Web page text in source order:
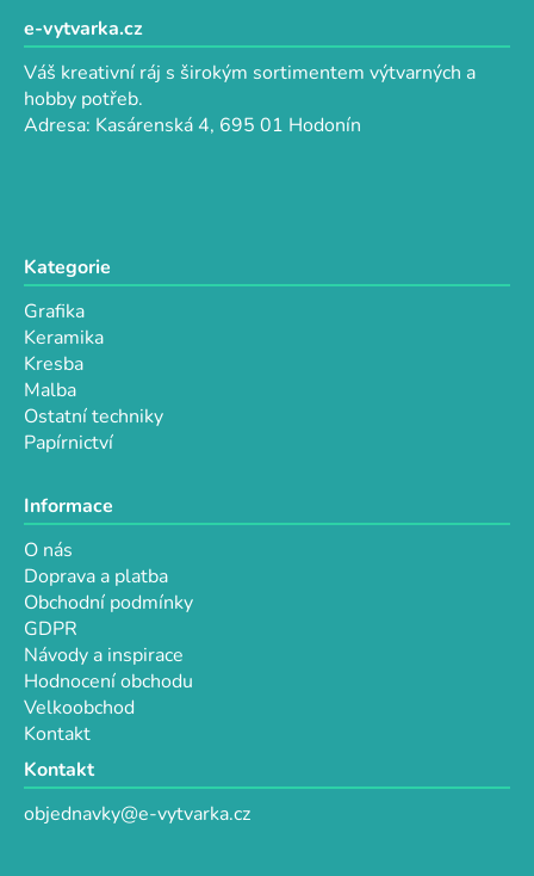
e-vytvarka.cz
Váš kreativní ráj s širokým sortimentem výtvarných a
hobby potřeb.
Adresa: Kasárenská 4, 695 01 Hodonín
Kategorie
Grafika
Keramika
Kresba
Malba
Ostatní techniky
Papírnictví
Informace
O nás
Doprava a platba
Obchodní podmínky
GDPR
Návody a inspirace
Hodnocení obchodu
Velkoobchod
Kontakt
Kontakt
objednavky@e-vytvarka.cz